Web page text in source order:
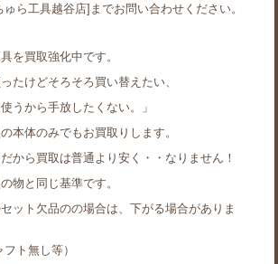
ら工具越谷店]までお問い合わせください。
を買取強化中です。
たけどそろそろ買い替えたい、
うから手放したくない。」
本体のみでもお買取りします。
から買取は普通より安く・・なりません！
物と同じ基準です。
セット欠品のの場合は、下がる場合がありま
ト無し等）